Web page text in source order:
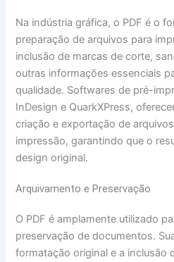
Na indústria gráfica, o PDF é o
preparação de arquivos para
inclusão de marcas de corte,
outras informações essenciais
qualidade. Softwares de pré-
InDesign e QuarkXPress,
criação e exportação de
impressão, garantindo que o
design original.
Arquivamento e Preservação
O PDF é amplamente utilizado
preservação de documentos.
formatação original e a inclusão